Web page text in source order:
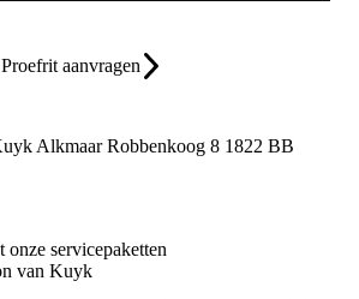
Proefrit aanvragen
Alkmaar Robbenkoog 8 1822 BB
onze servicepaketten
van Kuyk